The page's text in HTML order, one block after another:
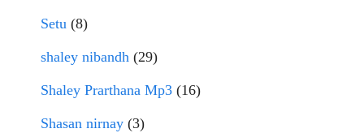
Setu (8)
shaley nibandh (29)
Shaley Prarthana Mp3 (16)
Shasan nirnay (3)